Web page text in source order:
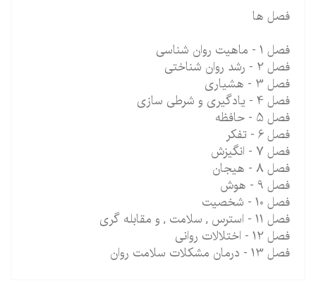
فصل ها
فصل 1 - ماهیت روان شناسی
فصل 2 - رشد روان شناختی
فصل 3 - هشیاری
فصل 4 - یادگیری و شرطی سازی
فصل 5 - حافظه
فصل 6 - تفکر
فصل 7 - انگیزش
فصل 8 - هیجان
فصل 9 - هوش
فصل 10 - شخصیت
فصل 11 - استرس , سلامت , و مقابله گری
فصل 12 - اختلالات روانی
فصل 13 - درمان مشکلات سلامت روان